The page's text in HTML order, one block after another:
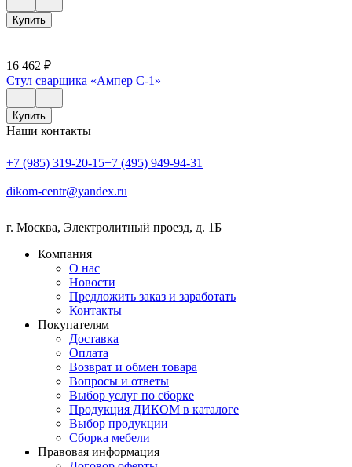
Купить
16 462 ₽
Стул сварщика «Ампер С-1»
Купить
Наши контакты
+7 (985) 319-20-15+7 (495) 949-94-31
dikom-centr@yandex.ru
г. Москва, Электролитный проезд, д. 1Б
Компания
О нас
Новости
Предложить заказ и заработать
Контакты
Покупателям
Доставка
Оплата
Возврат и обмен товара
Вопросы и ответы
Выбор услуг по сборке
Продукция ДИКОМ в каталоге
Выбор продукции
Сборка мебели
Правовая информация